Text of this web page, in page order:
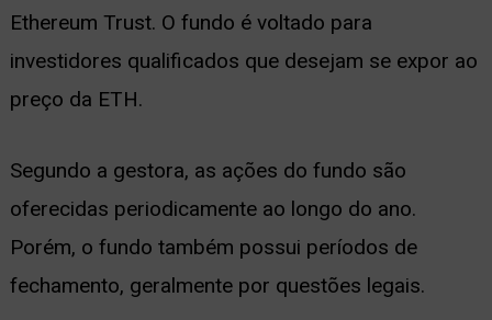
Ethereum Trust. O fundo é voltado para
investidores qualificados que desejam se expor ao
preço da ETH.
Segundo a gestora, as ações do fundo são
oferecidas periodicamente ao longo do ano.
Porém, o fundo também possui períodos de
fechamento, geralmente por questões legais.